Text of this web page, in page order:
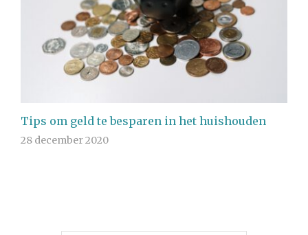
Tips om geld te besparen in het huishouden
28 december 2020